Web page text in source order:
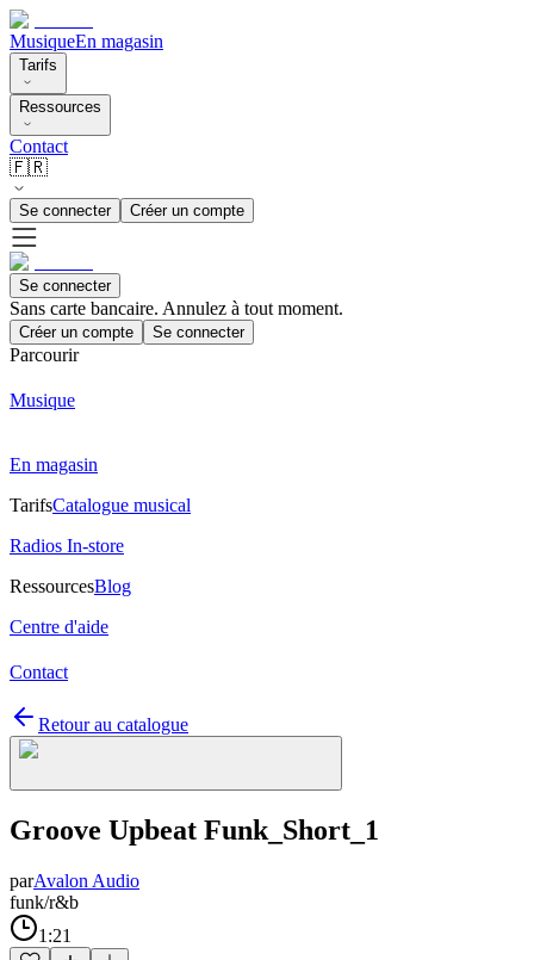
MusiqueEn magasin
Tarifs
Ressources
Contact
🇫🇷
Se connecter Créer un compte
Se connecter
Sans carte bancaire. Annulez à tout moment.
Créer un compte Se connecter
Parcourir
Musique
En magasin
TarifsCatalogue musical
Radios In-store
RessourcesBlog
Centre d'aide
Contact
Retour au catalogue
Groove Upbeat Funk_Short_1
parAvalon Audio
funk/r&b
1:21